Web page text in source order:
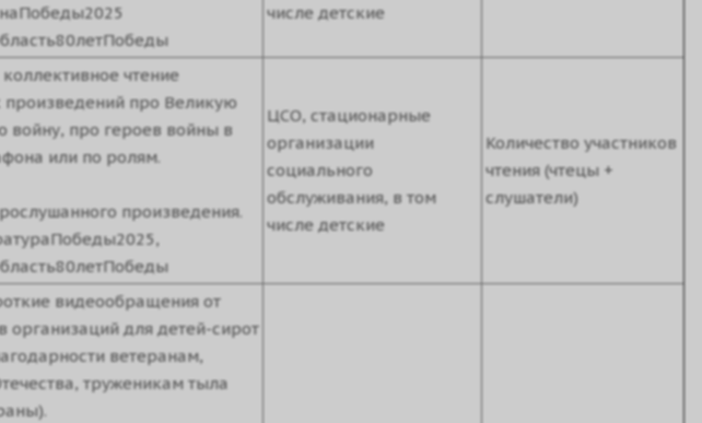
числе детские
чтение
произведений про Великую
войну, про героев войны в
или по ролям.
произведения.
ЦСО, стационарные
организации
социального
обслуживания, в том
числе детские
Количество участников
чтения (чтецы +
слушатели)
видеообращения от
организаций для детей-сирот
ветеранам,
труженикам тыла